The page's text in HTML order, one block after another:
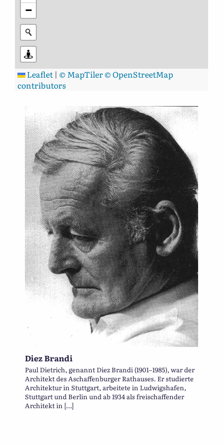
−
Leaflet | © MapTiler© OpenStreetMap
contributors
Diez Brandi
Paul Dietrich, genannt Diez Brandi (1901–1985), war der
Architekt des Aschaffenburger Rathauses. Er studierte
Architektur in Stuttgart, arbeitete in Ludwigshafen,
Stuttgart und Berlin und ab 1934 als freischaffender
Architekt in […]